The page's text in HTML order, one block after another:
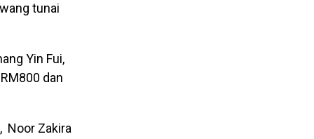
tunai
Yin Fui,
dan
Noor Zakira